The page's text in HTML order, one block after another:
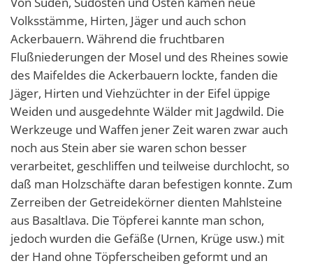
Volksstämme, Hirten, Jäger und auch schon
Ackerbauern. Während die fruchtbaren
Flußniederungen der Mosel und des Rheines sowie
des Maifeldes die Ackerbauern lockte, fanden die
Jäger, Hirten und Viehzüchter in der Eifel üppige
Weiden und ausgedehnte Wälder mit Jagdwild. Die
Werkzeuge und Waffen jener Zeit waren zwar auch
noch aus Stein aber sie waren schon besser
verarbeitet, geschliffen und teilweise durchlocht, so
daß man Holzschäfte daran befestigen konnte. Zum
Zerreiben der Getreidekörner dienten Mahlsteine
aus Basaltlava. Die Töpferei kannte man schon,
jedoch wurden die Gefäße (Urnen, Krüge usw.) mit
der Hand ohne Töpferscheiben geformt und an